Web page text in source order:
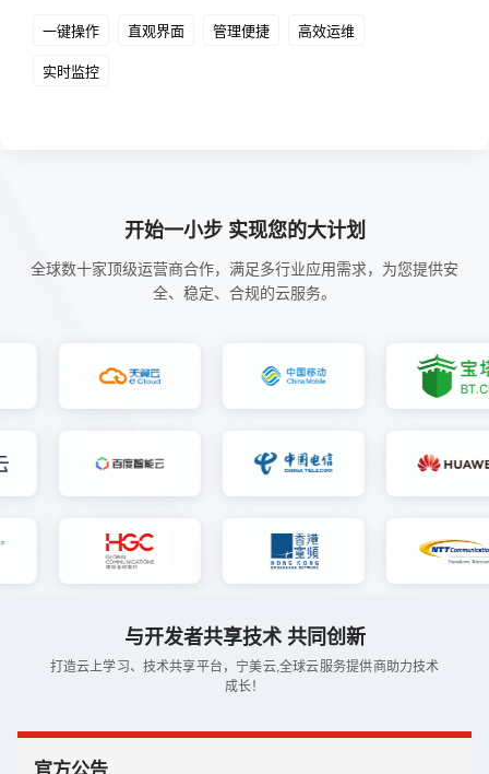
一键操作 直观界面 管理便捷
高效运维
实时监控
开始一小步 实现您的大计划
全球数十家顶级运营商合作，满足多行业应用需求，为您提供安
全、稳定、合规的云服务。
与开发者共享技术 共同创新
打造云上学习、技术共享平台，宁美云,全球云服务提供商助力技术
成长！
官方公告